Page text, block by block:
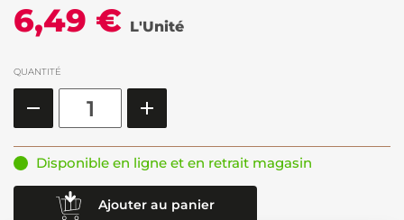
6,49 € L'Unité
QUANTITÉ
Disponible en ligne et en retrait magasin
Ajouter au panier